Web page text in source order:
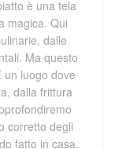
è una tela
magica. Qui
dalle
Ma questo
un luogo dove
dalla frittura
corretto degli
fatto in casa.